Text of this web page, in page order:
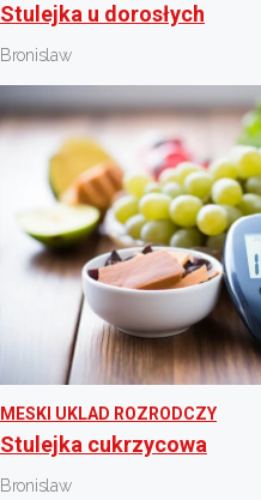
Stulejka u dorosłych
Bronislaw
MESKI UKLAD ROZRODCZY
Stulejka cukrzycowa
Bronislaw